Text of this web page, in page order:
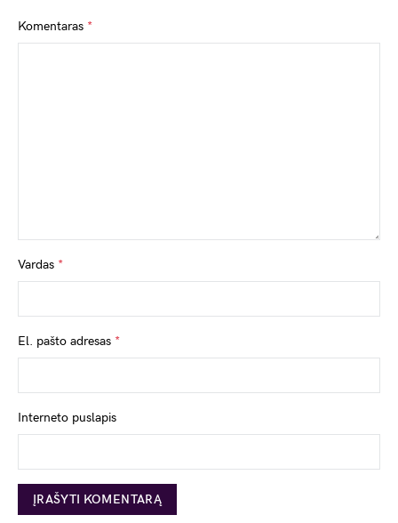
Komentaras *
Vardas *
El. pašto adresas *
Interneto puslapis